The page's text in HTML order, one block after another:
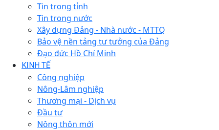
Tin trong tỉnh
Tin trong nước
Xây dựng Đảng - Nhà nước - MTTQ
Bảo vệ nền tảng tư tưởng của Đảng
Đạo đức Hồ Chí Minh
KINH TẾ
Công nghiệp
Nông-Lâm nghiệp
Thương mại - Dịch vụ
Đầu tư
Nông thôn mới